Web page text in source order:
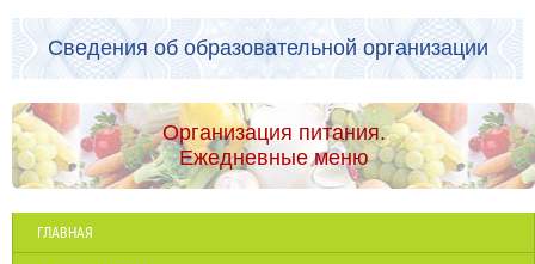
Сведения об образовательной организации
Организация питания.
Ежедневные меню
ГЛАВНАЯ